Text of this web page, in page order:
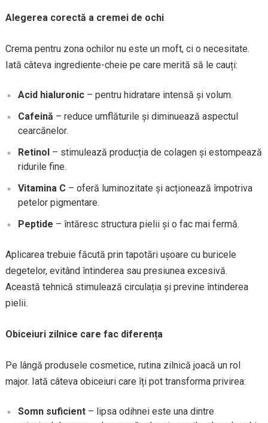
Alegerea corectă a cremei de ochi
Crema pentru zona ochilor nu este un moft, ci o necesitate.
Iată câteva ingrediente-cheie pe care merită să le cauți:
Acid hialuronic– pentru hidratare intensă și volum.
Cafeină – reduce umflăturile și diminuează aspectul
cearcănelor.
Retinol– stimulează producția de colagen și estompează
ridurile fine.
Vitamina C– oferă luminozitate și acționează împotriva
petelor pigmentare.
Peptide – întăresc structura pielii și o fac mai fermă.
Aplicarea trebuie făcută prin tapotări ușoare cu buricele
degetelor, evitând întinderea sau presiunea excesivă.
Această tehnică stimulează circulația și previne întinderea
pielii.
Obiceiuri zilnice care fac diferența
Pe lângă produsele cosmetice, rutina zilnică joacă un rol
major. Iată câteva obiceiuri care îți pot transforma privirea:
Somn suficient– lipsa odihnei este una dintre